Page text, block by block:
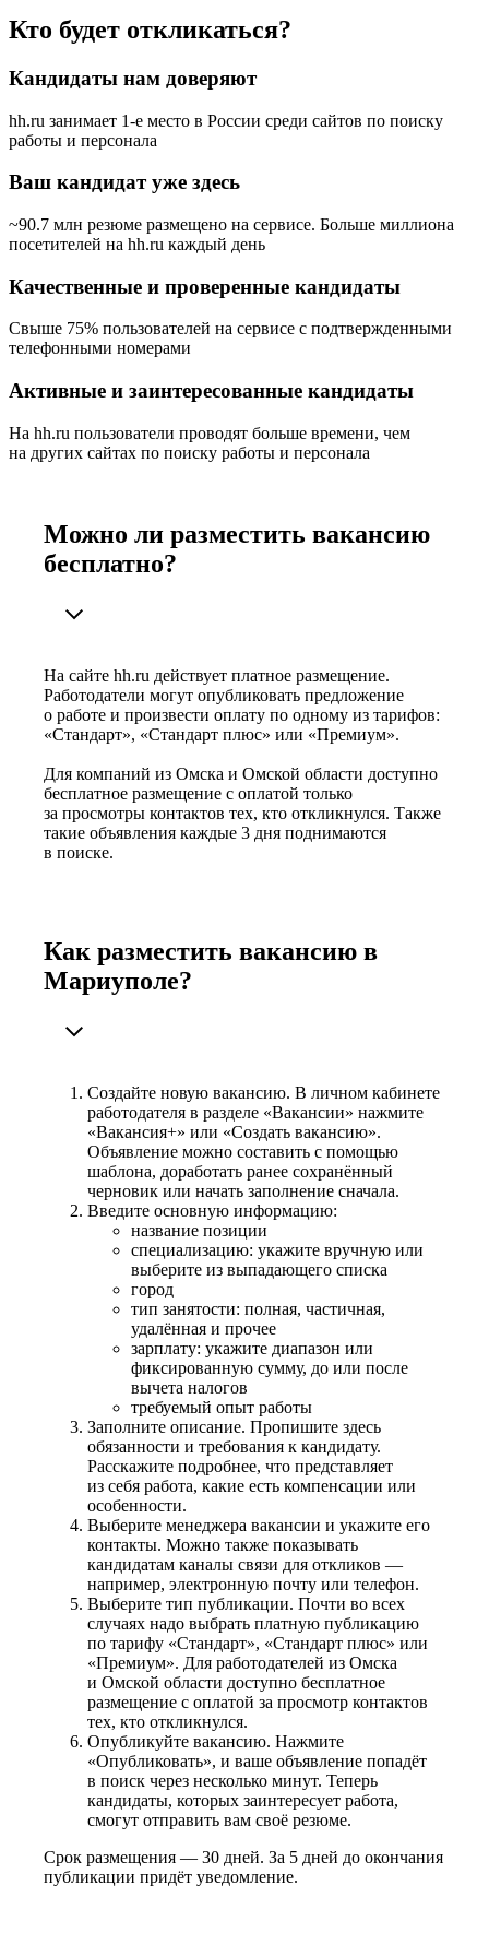
Кто будет откликаться?
Кандидаты нам доверяют
hh.ru занимает 1-е место в России среди сайтов по поиску
работы и персонала
Ваш кандидат уже здесь
~90.7 млн резюме размещено на сервисе. Больше миллиона
посетителей на hh.ru каждый день
Качественные и проверенные кандидаты
Свыше 75% пользователей на сервисе с подтвержденными
телефонными номерами
Активные и заинтересованные кандидаты
На hh.ru пользователи проводят больше времени, чем
на других сайтах по поиску работы и персонала
Можно ли разместить вакансию
бесплатно?
На сайте hh.ru действует платное размещение.
Работодатели могут опубликовать предложение
о работе и произвести оплату по одному из тарифов:
«Стандарт», «Стандарт плюс» или «Премиум».
Для компаний из Омска и Омской области доступно
бесплатное размещение с оплатой только
за просмотры контактов тех, кто откликнулся. Также
такие объявления каждые 3 дня поднимаются
в поиске.
Как разместить вакансию в
Мариуполе?
Создайте новую вакансию. В личном кабинете
работодателя в разделе «Вакансии» нажмите
«Вакансия+» или «Создать вакансию».
Объявление можно составить с помощью
шаблона, доработать ранее сохранённый
черновик или начать заполнение сначала.
Введите основную информацию:
название позиции
специализацию: укажите вручную или
выберите из выпадающего списка
город
тип занятости: полная, частичная,
удалённая и прочее
зарплату: укажите диапазон или
фиксированную сумму, до или после
вычета налогов
требуемый опыт работы
Заполните описание. Пропишите здесь
обязанности и требования к кандидату.
Расскажите подробнее, что представляет
из себя работа, какие есть компенсации или
особенности.
Выберите менеджера вакансии и укажите его
контакты. Можно также показывать
кандидатам каналы связи для откликов —
например, электронную почту или телефон.
Выберите тип публикации. Почти во всех
случаях надо выбрать платную публикацию
по тарифу «Стандарт», «Стандарт плюс» или
«Премиум». Для работодателей из Омска
и Омской области доступно бесплатное
размещение с оплатой за просмотр контактов
тех, кто откликнулся.
Опубликуйте вакансию. Нажмите
«Опубликовать», и ваше объявление попадёт
в поиск через несколько минут. Теперь
кандидаты, которых заинтересует работа,
смогут отправить вам своё резюме.
Срок размещения — 30 дней. За 5 дней до окончания
публикации придёт уведомление.